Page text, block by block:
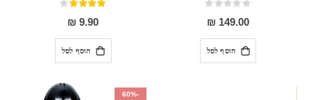
Rating:
0%
149.00 ₪
הוסף לסל
דירוג:
80%
9.90 ₪
הוסף לסל
-60%